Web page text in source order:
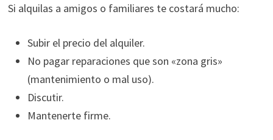
Si alquilas a amigos o familiares te costará mucho:
Subir el precio del alquiler.
No pagar reparaciones que son «zona gris»
(mantenimiento o mal uso).
Discutir.
Mantenerte firme.